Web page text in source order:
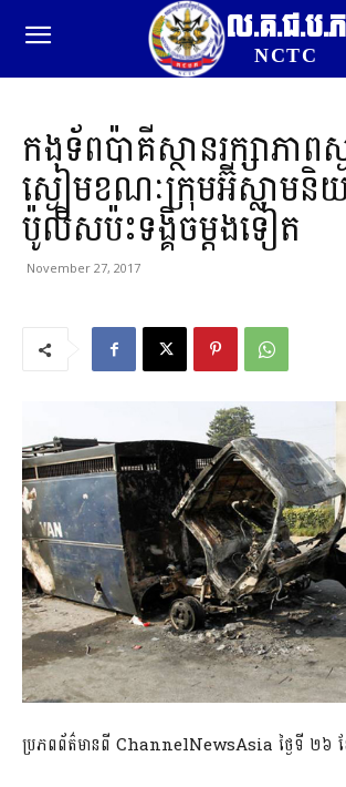
ល.គ.ជ.ប.ភ
NCTC
កងទ័ពប៉ាគីស្ថានរក្សាភាព
ស្ងៀមខណៈក្រុមអ៊ីស្លាម
ប៉ូលិសប៉ះទង្គិចម្តងទៀត
November 27, 2017
ប្រភពព័ត៌មានពី ChannelNewsAsia ថ្ងៃទី ២៦ ខែ